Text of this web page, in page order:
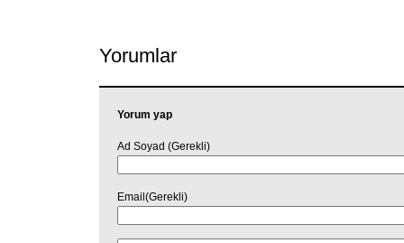
Yorumlar
Yorum yap
Ad Soyad (Gerekli)
Email(Gerekli)